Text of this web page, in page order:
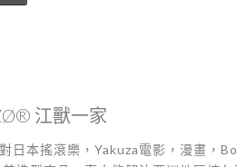
江獸一家
本搖滾樂，Yakuza電影，漫畫，